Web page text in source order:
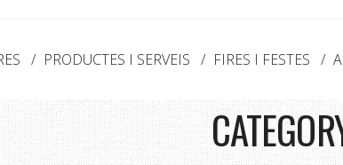
PRODUCTES I SERVEIS FIRES I FESTES